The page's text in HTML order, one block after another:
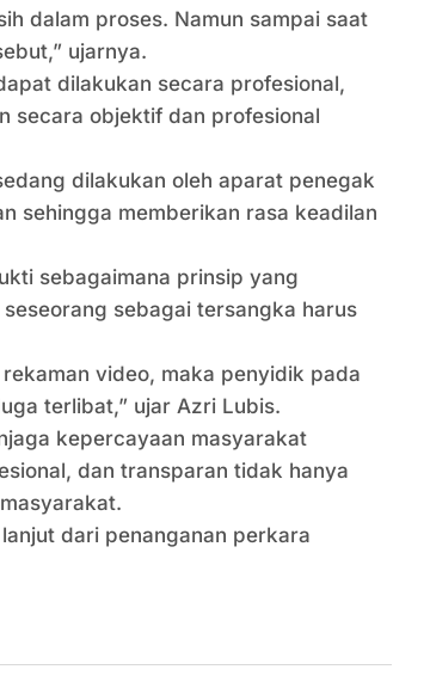
dalam proses. Namun sampai saat
ujarnya.
dilakukan secara profesional,
secara objektif dan profesional
dilakukan oleh aparat penegak
sehingga memberikan rasa keadilan
sebagaimana prinsip yang
sebagai tersangka harus
video, maka penyidik pada
terlibat,” ujar Azri Lubis.
kepercayaan masyarakat
dan transparan tidak hanya
dari penanganan perkara